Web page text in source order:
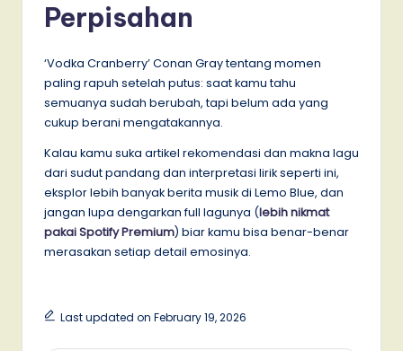
Perpisahan
‘Vodka Cranberry’ Conan Gray tentang momen
paling rapuh setelah putus: saat kamu tahu
semuanya sudah berubah, tapi belum ada yang
cukup berani mengatakannya.
Kalau kamu suka artikel rekomendasi dan makna lagu
dari sudut pandang dan interpretasi lirik seperti ini,
eksplor lebih banyak berita musik di Lemo Blue, dan
jangan lupa dengarkan full lagunya (lebih nikmat
pakai Spotify Premium) biar kamu bisa benar-benar
merasakan setiap detail emosinya.
Last updated on February 19, 2026